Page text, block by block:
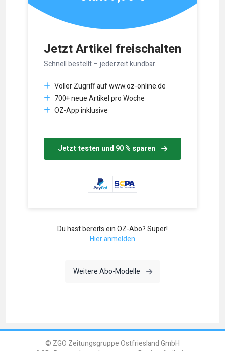
Jetzt Artikel freischalten
Schnell bestellt – jederzeit kündbar.
Voller Zugriff auf www.oz-online.de
700+ neue Artikel pro Woche
OZ-App inklusive
Jetzt testen und 90 % sparen
Du hast bereits ein OZ-Abo? Super!
Hier anmelden
Weitere Abo-Modelle
© ZGO Zeitungsgruppe Ostfriesland GmbH